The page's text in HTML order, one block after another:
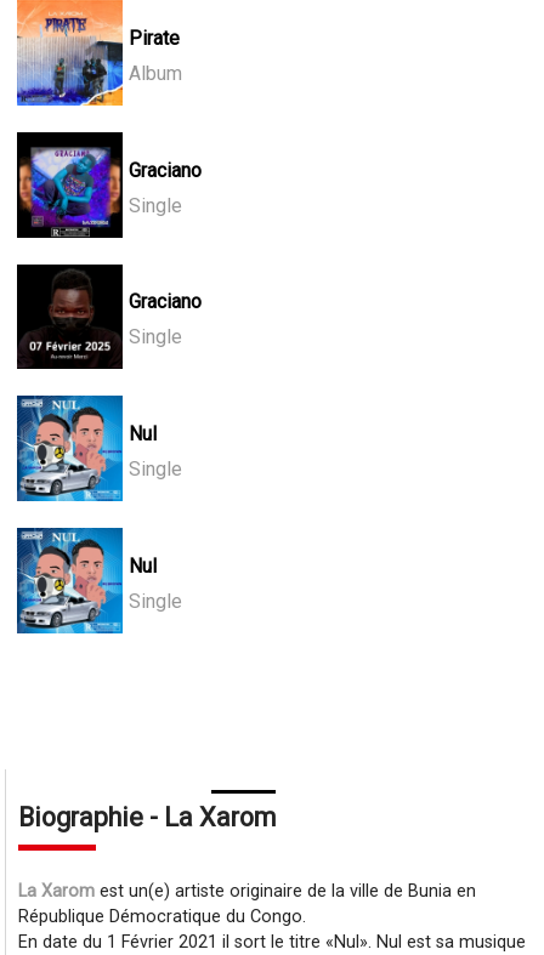
Pirate
Album
Graciano
Single
Graciano
Single
Nul
Single
Nul
Single
Biographie - La Xarom
La Xarom est un(e) artiste originaire de la ville de Bunia en
République Démocratique du Congo.
En date du 1 Février 2021 il sort le titre Nul . Nul est sa musique